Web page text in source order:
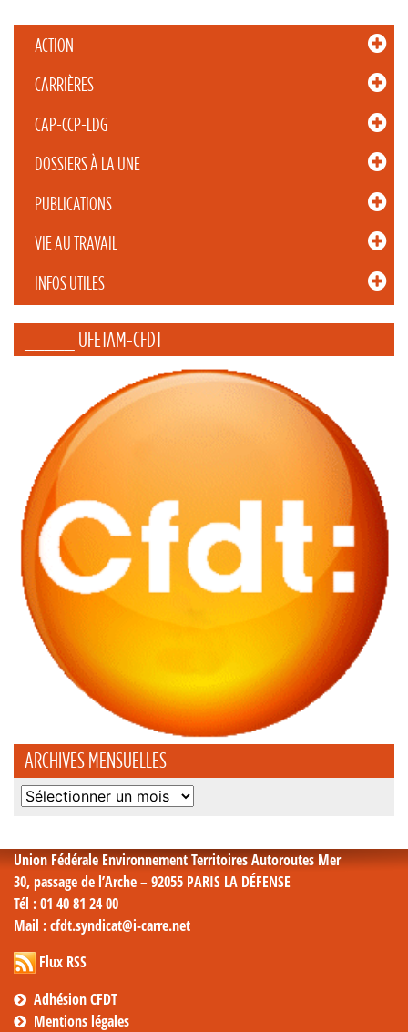
ACTION
CARRIÈRES
CAP-CCP-LDG
DOSSIERS À LA UNE
PUBLICATIONS
VIE AU TRAVAIL
INFOS UTILES
_____ UFETAM-CFDT
ARCHIVES MENSUELLES
Archives
Union Fédérale Environnement Territoires Autoroutes Mer
30, passage de l’Arche – 92055 PARIS LA DÉFENSE
Tél : 01 40 81 24 00
Mail : cfdt.syndicat@i-carre.net
Flux RSS
Adhésion CFDT
Mentions légales